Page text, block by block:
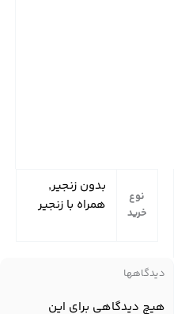
نوع
خرید
بدون زنجیر,
همراه با زنجیر
دیدگاهها
هیچ دیدگاهی برای این